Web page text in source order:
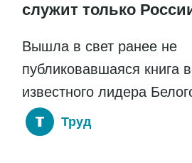
служит только
Вышла в свет ранее не
публиковавшаяся книга
известного лидера
Труд